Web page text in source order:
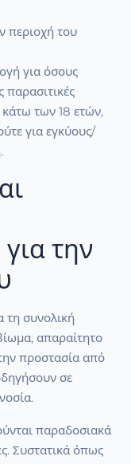
περιοχή του
για όσους
κάτω των 18 ετών,
για εγκύους/
την
τη συνολική
απαραίτητο
προστασία από
σε
παραδοσιακά
Συστατικά όπως